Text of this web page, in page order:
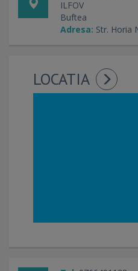
ILFOV
Buftea
Adresa: Str. Horia
LOCATIA